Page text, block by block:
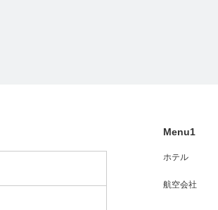
Menu1
ホテル
航空会社